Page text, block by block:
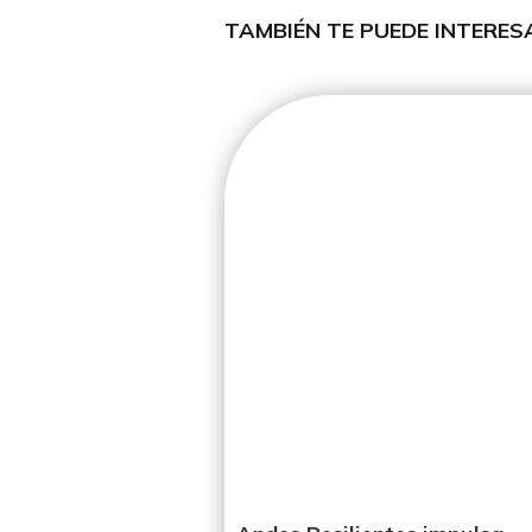
TAMBIÉN TE PUEDE